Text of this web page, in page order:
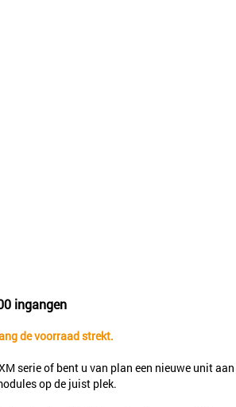
ingangen
de voorraad strekt.
serie of bent u van plan een nieuwe
op de juist plek.